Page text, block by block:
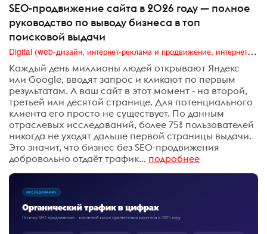
SEO-продвижение сайта в 2026 году — полное
руководство по выводу бизнеса в топ
поисковой выдачи
Digital (web-дизайн, интернет-реклама и продвижение, интернет-сообщества и блоги, интернет-коммуникации, мобильный маркетинг, реклама на цифровых экранах)
Каждый день миллионы людей открывают Яндекс
или Google, вводят запрос и кликают по первым
результатам. А ваш сайт в этот момент - на второй,
третьей или десятой странице. Для потенциального
клиента его просто не существует. По данным
отраслевых исследований, более 75% пользователей
никогда не уходят дальше первой страницы выдачи.
Это значит, что бизнес без SEO-продвижения
добровольно отдаёт трафик... подробнее